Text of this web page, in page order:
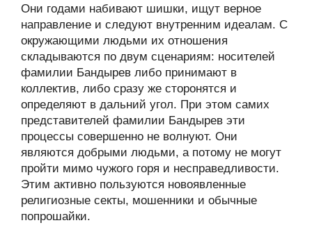
Они годами набивают шишки, ищут верное
направление и следуют внутренним идеалам. С
окружающими людьми их отношения
складываются по двум сценариям: носителей
фамилии Бандырев либо принимают в
коллектив, либо сразу же сторонятся и
определяют в дальний угол. При этом самих
представителей фамилии Бандырев эти
процессы совершенно не волнуют. Они
являются добрыми людьми, а потому не могут
пройти мимо чужого горя и несправедливости.
Этим активно пользуются новоявленные
религиозные секты, мошенники и обычные
попрошайки.